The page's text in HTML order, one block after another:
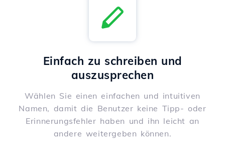
Einfach zu schreiben und
auszusprechen
Wählen Sie einen einfachen und intuitiven
Namen, damit die Benutzer keine Tipp- oder
Erinnerungsfehler haben und ihn leicht an
andere weitergeben können.